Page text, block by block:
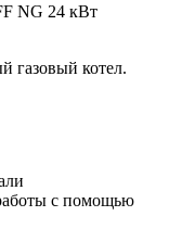
NG 24 кВт
газовый котел.
с помощью